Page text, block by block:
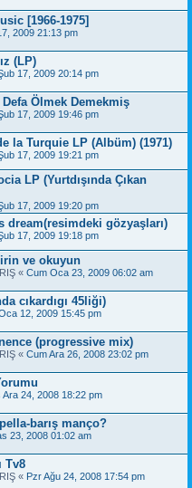
[1966-1975]
2009 21:13 pm
(LP)
17, 2009 20:14 pm
Ölmek Demekmiş
17, 2009 19:46 pm
la Turquie LP (Albüm) (1971)
17, 2009 19:21 pm
LP (Yurtdışında Çıkan
17, 2009 19:20 pm
dream(resimdeki gözyaşları)
17, 2009 19:18 pm
ve okuyun
« Cum Oca 23, 2009 06:02 am
cıkardıgı 45liği)
12, 2009 15:45 pm
(progressive mix)
« Cum Ara 26, 2008 23:02 pm
Ara 24, 2008 18:22 pm
barış manço?
23, 2008 01:02 am
Tv8
« Pzr Ağu 24, 2008 17:54 pm